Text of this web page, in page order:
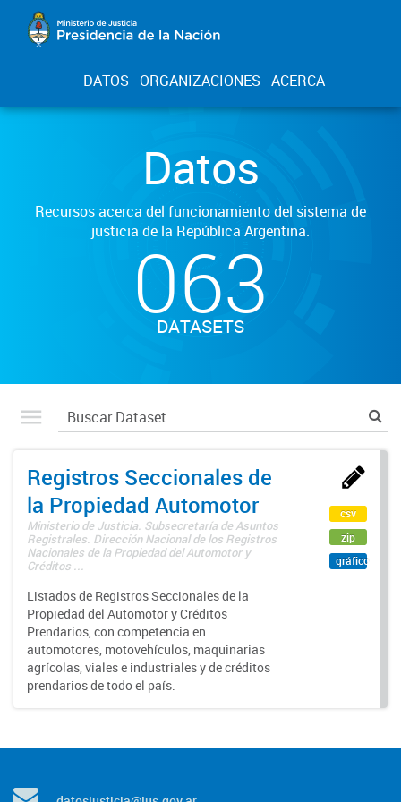
DATOS ORGANIZACIONES ACERCA
Datos
Recursos acerca del funcionamiento del sistema de
justicia de la República Argentina.
063
DATASETS
Registros Seccionales de
la Propiedad Automotor
Ministerio de Justicia. Subsecretaría de Asuntos
Registrales. Dirección Nacional de los Registros
Nacionales de la Propiedad del Automotor y
Créditos ...
Listados de Registros Seccionales de la
Propiedad del Automotor y Créditos
Prendarios, con competencia en
automotores, motovehículos, maquinarias
agrícolas, viales e industriales y de créditos
prendarios de todo el país.
csv
zip
gráfico